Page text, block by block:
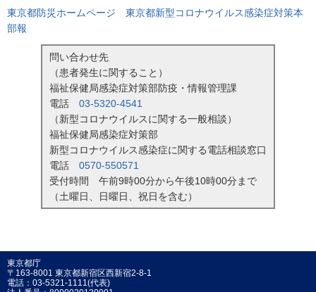
東京都防災ホームページ 東京都新型コロナウイルス感染症対策本
部報
問い合わせ先
（患者発生に関すること）
福祉保健局感染症対策部防疫・情報管理課
電話 03-5320-4541
（新型コロナウイルスに関する一般相談）
福祉保健局感染症対策部
新型コロナウイルス感染症に関する電話相談窓口
電話 0570-550571
受付時間 午前9時00分から午後10時00分まで
（土曜日、日曜日、祝日を含む）
東京都庁
〒163-8001 東京都新宿区西新宿2-8-1
電話：03-5321-1111(代表)